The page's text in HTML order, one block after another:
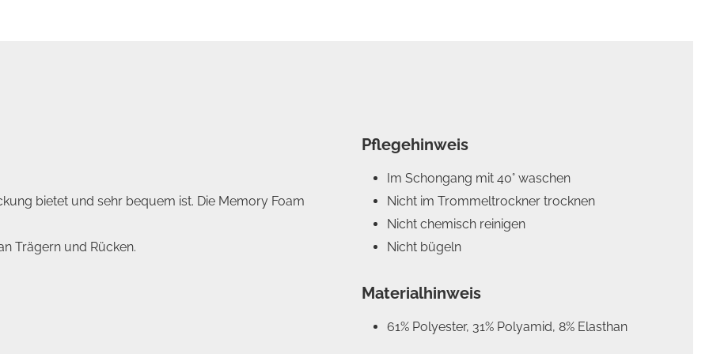
bietet und sehr bequem ist. Die Memory Foam
Trägern und Rücken.
Pflegehinweis
Im Schongang mit 40° waschen
Nicht im Trommeltrockner trocknen
Nicht chemisch reinigen
Nicht bügeln
Materialhinweis
61% Polyester, 31% Polyamid, 8% Elasthan